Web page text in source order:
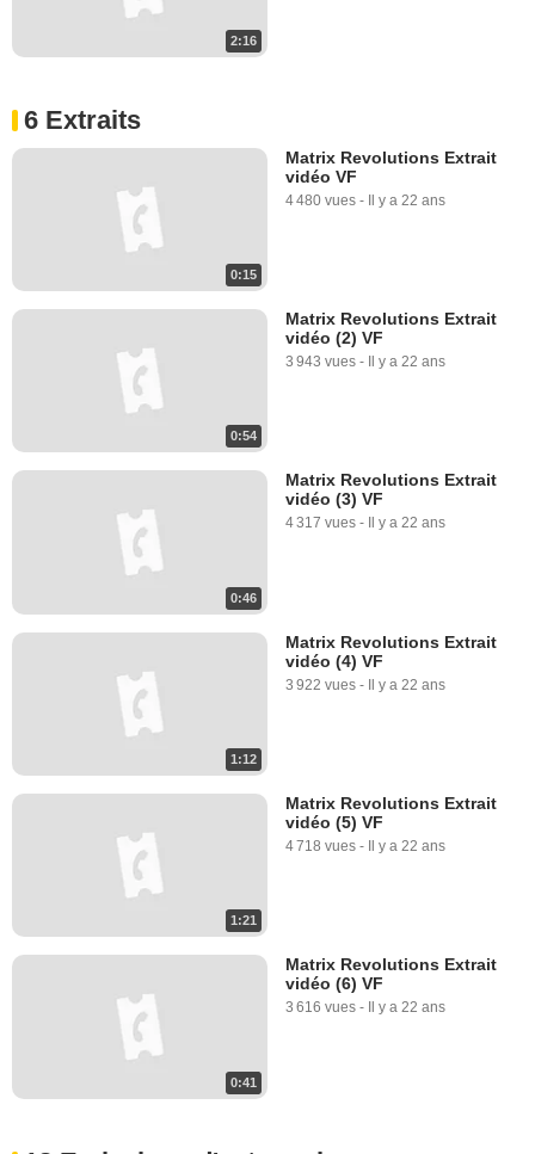
2:16
6 Extraits
0:15
Matrix Revolutions Extrait
vidéo VF
4 480 vues - Il y a 22 ans
0:54
Matrix Revolutions Extrait
vidéo (2) VF
3 943 vues - Il y a 22 ans
0:46
Matrix Revolutions Extrait
vidéo (3) VF
4 317 vues - Il y a 22 ans
1:12
Matrix Revolutions Extrait
vidéo (4) VF
3 922 vues - Il y a 22 ans
1:21
Matrix Revolutions Extrait
vidéo (5) VF
4 718 vues - Il y a 22 ans
0:41
Matrix Revolutions Extrait
vidéo (6) VF
3 616 vues - Il y a 22 ans